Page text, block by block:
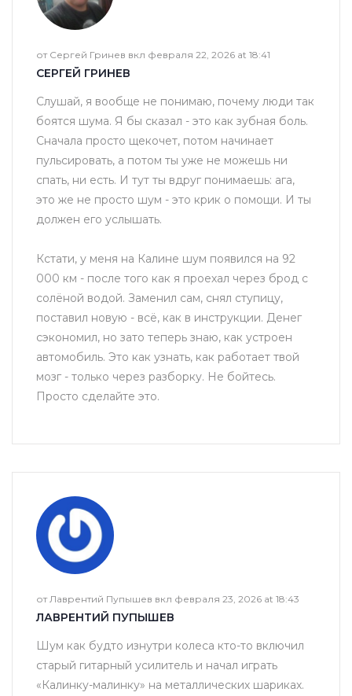
от Сергей Гринев вкл февраля 22, 2026 at 18:41
СЕРГЕЙ ГРИНЕВ
Слушай, я вообще не понимаю, почему люди так
боятся шума. Я бы сказал - это как зубная боль.
Сначала просто щекочет, потом начинает
пульсировать, а потом ты уже не можешь ни
спать, ни есть. И тут ты вдруг понимаешь: ага,
это же не просто шум - это крик о помощи. И ты
должен его услышать.
Кстати, у меня на Калине шум появился на 92
000 км - после того как я проехал через брод с
солёной водой. Заменил сам, снял ступицу,
поставил новую - всё, как в инструкции. Денег
сэкономил, но зато теперь знаю, как устроен
автомобиль. Это как узнать, как работает твой
мозг - только через разборку. Не бойтесь.
Просто сделайте это.
от Лаврентий Пупышев вкл февраля 23, 2026 at 18:43
ЛАВРЕНТИЙ ПУПЫШЕВ
Шум как будто изнутри колеса кто-то включил
старый гитарный усилитель и начал играть
«Калинку-малинку» на металлических шариках.